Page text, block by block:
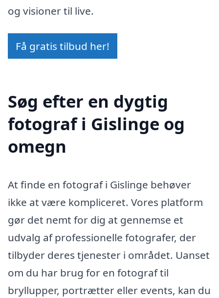
og visioner til live.
Få gratis tilbud her!
Søg efter en dygtig
fotograf i Gislinge og
omegn
At finde en fotograf i Gislinge behøver
ikke at være kompliceret. Vores platform
gør det nemt for dig at gennemse et
udvalg af professionelle fotografer, der
tilbyder deres tjenester i området. Uanset
om du har brug for en fotograf til
bryllupper, portrætter eller events, kan du